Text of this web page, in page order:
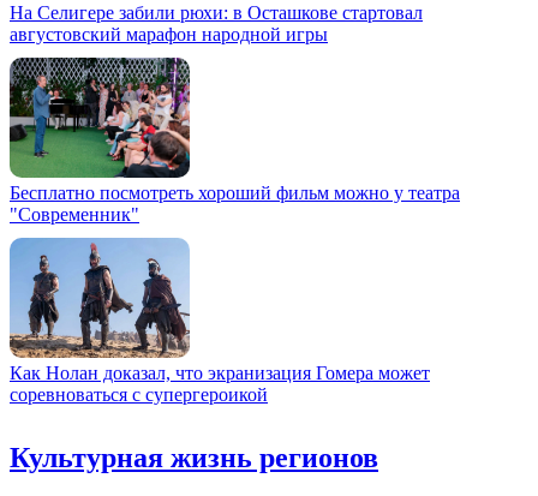
На Селигере забили рюхи: в Осташкове стартовал
августовский марафон народной игры
Бесплатно посмотреть хороший фильм можно у театра
"Современник"
Как Нолан доказал, что экранизация Гомера может
соревноваться с супергероикой
Культурная жизнь регионов